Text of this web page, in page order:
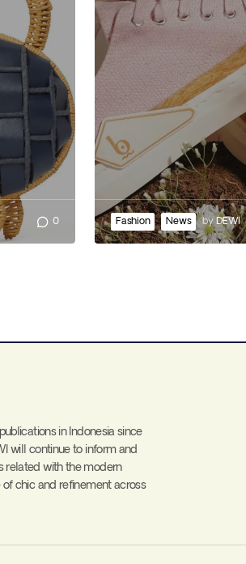
0 Fashion News by DEWI
in Indonesia since
will continue to inform and
related with the modern
chic and refinement across